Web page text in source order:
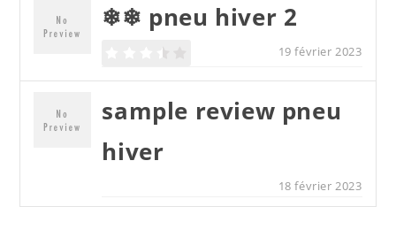
❄❄ pneu hiver 2
19 février 2023
sample review pneu
hiver
18 février 2023